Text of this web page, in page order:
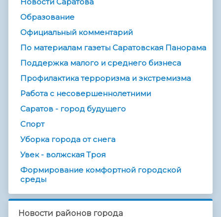
Новости Саратова
Образование
Официальный комментарий
По материалам газеты Саратовская Панорама
Поддержка малого и среднего бизнеса
Профилактика терроризма и экстремизма
Работа с несовершеннолетними
Саратов - город будущего
Спорт
Уборка города от снега
Увек - волжская Троя
Формирование комфортной городской
среды
Новости районов города